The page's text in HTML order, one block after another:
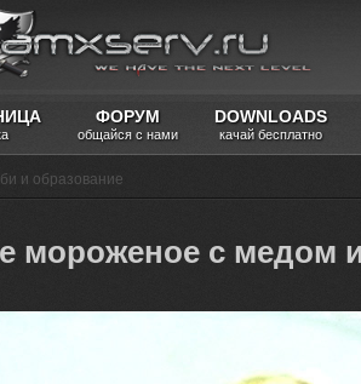
ФОРУМ
общайся с нами
DOWNLOADS
качай бесплатно
и образование
мороженое с медом